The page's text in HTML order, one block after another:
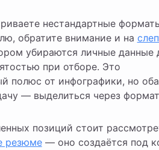
нестандартные
обратите внимание и на
убираются личные данные
при отборе. Это
полюс от инфографики, но
— выделиться через
позиций стоит
резюме— оно создаётся под